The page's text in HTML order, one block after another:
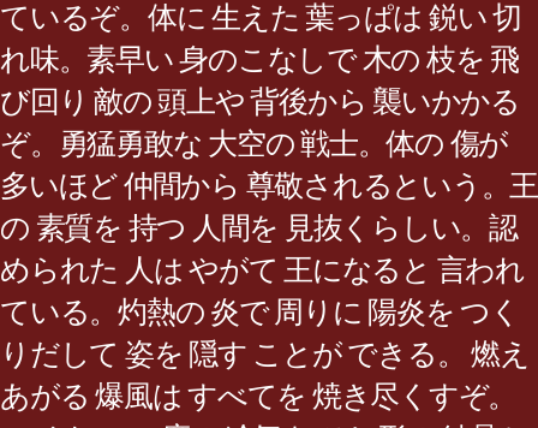
ているぞ。体に 生えた 葉っぱは 鋭い 切
れ味。素早い 身のこなしで 木の 枝を 飛
び回り 敵の 頭上や 背後から 襲いかかる
ぞ。勇猛勇敢な 大空の 戦士。体の 傷が
多いほど 仲間から 尊敬されるという。王
の 素質を 持つ 人間を 見抜くらしい。認
められた 人は やがて 王になると 言われ
ている。灼熱の 炎で 周りに 陽炎を つく
りだして 姿を 隠す ことが できる。 燃え
あがる 爆風は すべてを 焼き尽くすぞ。